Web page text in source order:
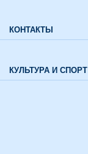
КОНТАКТЫ
КУЛЬТУРА И СПОРТ